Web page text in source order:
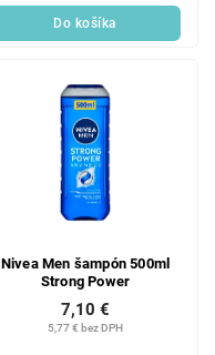
Do košíka
Nivea Men šampón 500ml
Strong Power
5,77 € bez DPH
7,10 €